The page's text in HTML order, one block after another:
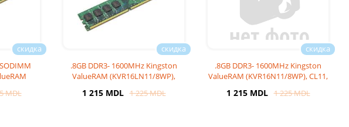
MDL
.8GB DDR3- 1600MHz Kingston
ValueRAM (KVR16LN11/8WP),
1 215 MDL 1 225 MDL
.8GB DDR3- 1600MHz Kingston
ValueRAM (KVR16N11/8WP), CL11,
1 215 MDL 1 225 MDL